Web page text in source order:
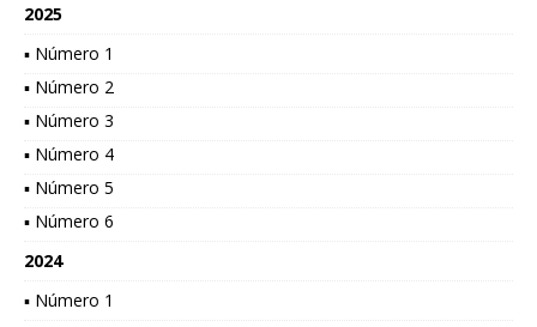
2025
▪ Número 1
▪ Número 2
▪ Número 3
▪ Número 4
▪ Número 5
▪ Número 6
2024
▪ Número 1